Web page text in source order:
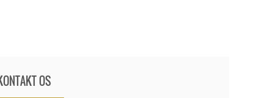
OS